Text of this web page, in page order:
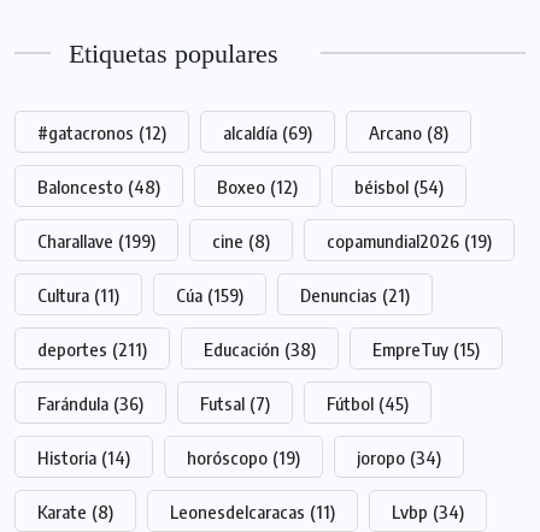
Etiquetas populares
#gatacronos (12) alcaldía (69) Arcano (8)
Baloncesto (48) Boxeo (12) béisbol (54)
Charallave (199) cine (8) copamundial2026 (19)
Cultura (11) Cúa (159) Denuncias (21)
deportes (211) Educación (38) EmpreTuy (15)
Farándula (36) Futsal (7) Fútbol (45)
Historia (14) horóscopo (19) joropo (34)
Karate (8) Leonesdelcaracas (11) Lvbp (34)